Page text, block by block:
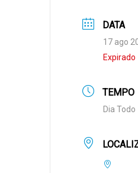
DATA
17 ago
Expirado
TEMPO
Dia Todo